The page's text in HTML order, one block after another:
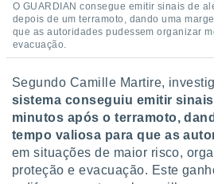
de
ou aceder
num
para
O GUARDIAN consegue emitir sinais de
depois de um terramoto, dando uma
que as autoridades pudessem organizar
evacuação.
Segundo Camille Martire,
sistema conseguiu emitir
minutos após o terramoto,
tempo valiosa para que as
em situações de maior risco,
proteção e evacuação. Este